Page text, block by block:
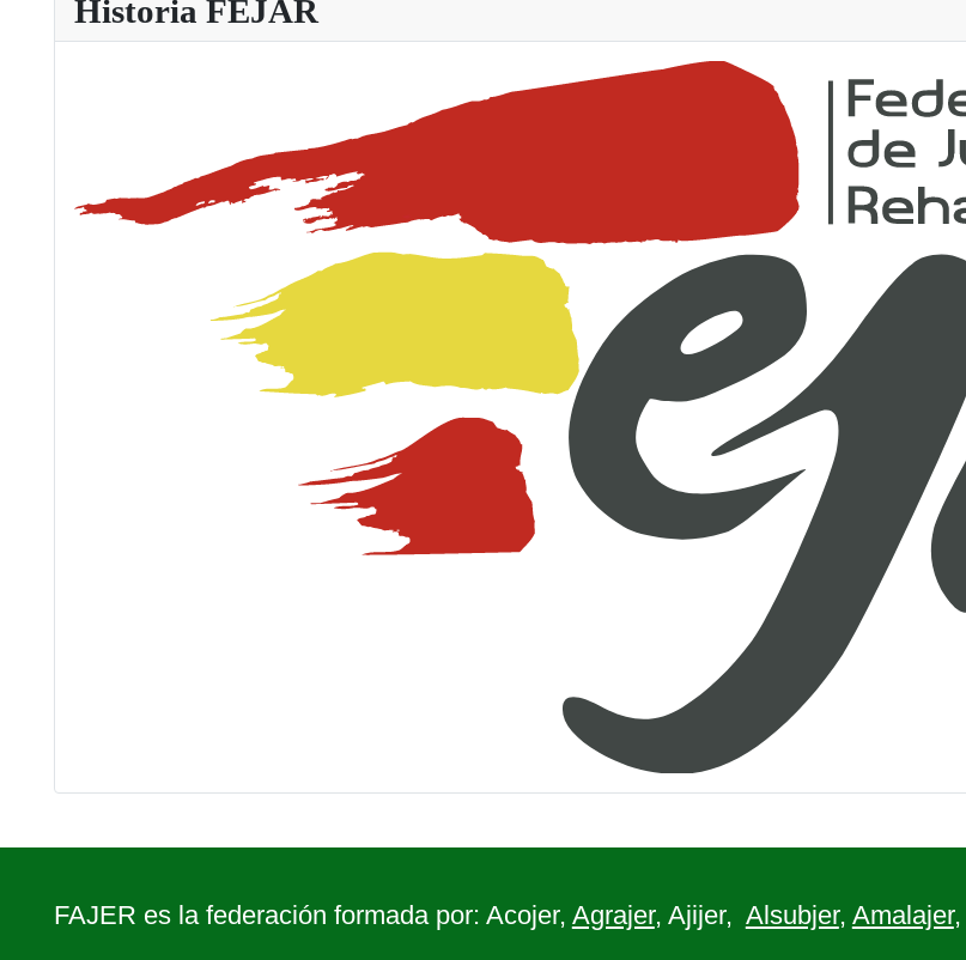
Historia FEJAR
FAJER es la federación formada por: Acojer, Agrajer, Ajijer, Alsubjer, Amalajer,